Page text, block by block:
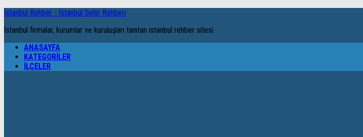
İstanbul Rehber - İstanbul Şehir Rehberi
İstanbul firmalar, kurumlar ve kuruluşları tanıtan istanbul rehber sitesi.
ANASAYFA
KATEGORILER
İLÇELER